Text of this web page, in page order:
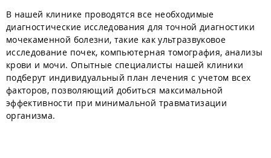
В нашей клинике проводятся все необходимые
диагностические исследования для точной диагностики
мочекаменной болезни, такие как ультразвуковое
исследование почек, компьютерная томография, анализы
крови и мочи. Опытные специалисты нашей клиники
подберут индивидуальный план лечения с учетом всех
факторов, позволяющий добиться максимальной
эффективности при минимальной травматизации
организма.